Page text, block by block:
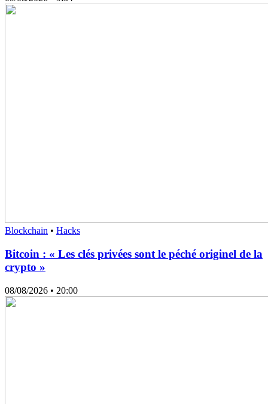
Blockchain • Hacks
Bitcoin : « Les clés privées sont le péché originel de la
crypto »
08/08/2026 • 20:00